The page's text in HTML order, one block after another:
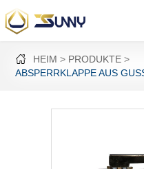
HEIM
PRODUKTE
ABSPERRKLAPPE AUS